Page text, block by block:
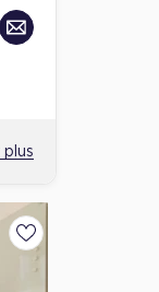
plus
Ajouter aux favoris